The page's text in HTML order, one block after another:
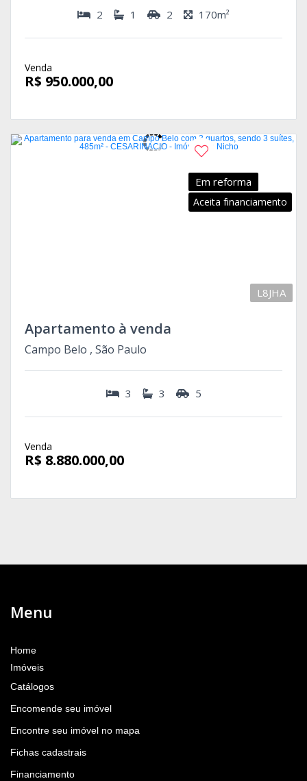
2 1 2 170m²
Venda
R$ 950.000,00
Em reforma
Aceita financiamento
L8JHA
Apartamento à venda
Campo Belo , São Paulo
3 3 5
Venda
R$ 8.880.000,00
Menu
Home
Imóveis
Catálogos
Encomende seu imóvel
Encontre seu imóvel no mapa
Fichas cadastrais
Financiamento